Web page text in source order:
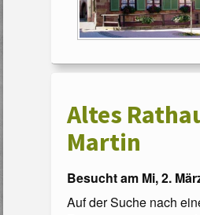
Altes
Martin
Besucht am Mi, 2.
Auf der Suche nach